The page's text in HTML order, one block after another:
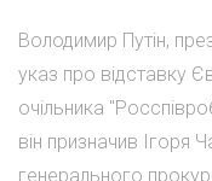
Володимир Путін,
указ про відставку
очільника
він призначив Ігоря
генерального